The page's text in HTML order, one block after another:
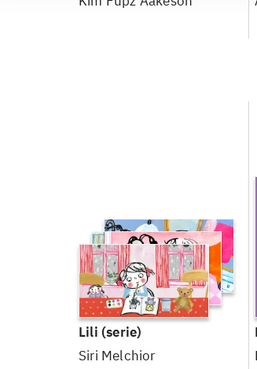
Lili (serie)
Siri Melchior